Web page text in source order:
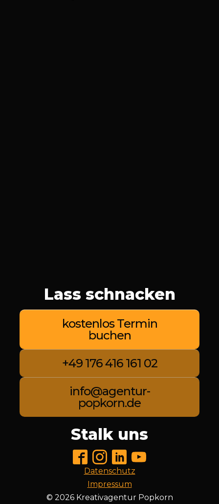
Lass schnacken
kostenlos Termin
buchen
+49 176 416 161 02
info@agentur-
popkorn.de
Stalk uns
© 2026Kreativagentur Popkorn
Impressum
Datenschutz